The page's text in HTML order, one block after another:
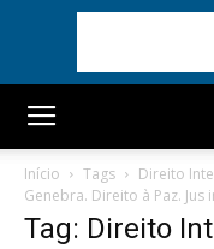
Início Tags
Direito
Genebra. Direito à Paz. Jus
Tag: Direito